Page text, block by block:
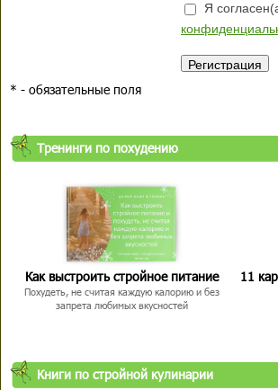
Я
* - обязательные поля
Тренинги по похудению
Как выстроить стройное питание
Похудеть, не считая каждую калорию и без
запрета любимых вкусностей
11
Книги по стройной кулинарии